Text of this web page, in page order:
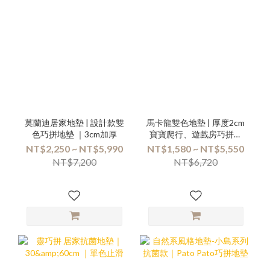
莫蘭迪居家地墊 | 設計款雙
色巧拼地墊 ｜3cm加厚
NT$2,250 ~ NT$5,990
NT$7,200
馬卡龍雙色地墊 | 厚度2cm
寶寶爬行、遊戲房巧拼地
墊 | 箱購優惠組合專區
NT$1,580 ~ NT$5,550
NT$6,720